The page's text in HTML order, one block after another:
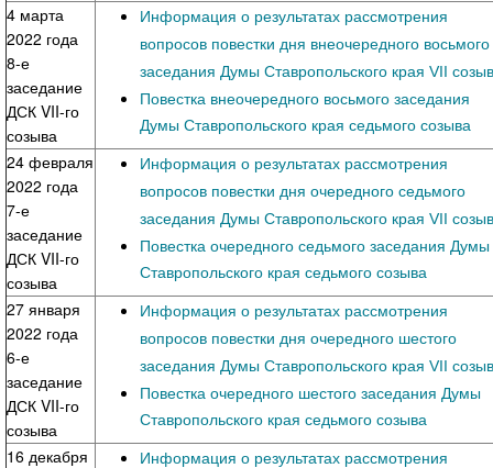
4 марта
2022 года
8-е
заседание
ДСК VII-го
созыва
Информация о результатах рассмотрения
вопросов повестки дня внеочередного восьмого
заседания Думы Ставропольского края VII
Повестка внеочередного восьмого заседания
Думы Ставропольского края седьмого созыва
24 февраля
2022 года
7-е
заседание
ДСК VII-го
созыва
Информация о результатах рассмотрения
вопросов повестки дня очередного седьмого
заседания Думы Ставропольского края VII
Повестка очередного седьмого заседания Думы
Ставропольского края седьмого созыва
27 января
2022 года
6-е
заседание
ДСК VII-го
созыва
Информация о результатах рассмотрения
вопросов повестки дня очередного шестого
заседания Думы Ставропольского края VII
Повестка очередного шестого заседания Думы
Ставропольского края седьмого созыва
16 декабря
Информация о результатах рассмотрения